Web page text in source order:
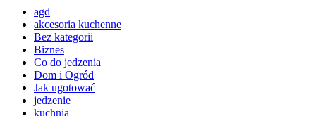
agd
akcesoria kuchenne
Bez kategorii
Biznes
Co do jedzenia
Dom i Ogród
Jak ugotować
jedzenie
kuchnia